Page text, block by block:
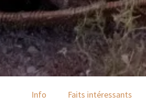
Info Faits intéressants